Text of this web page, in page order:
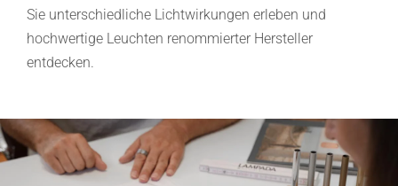
Sie unterschiedliche Lichtwirkungen erleben und
hochwertige Leuchten renommierter Hersteller
entdecken.